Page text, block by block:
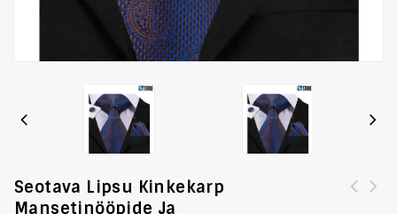
Seotava Lipsu Kinkekarp
Mansetinööpide Ja